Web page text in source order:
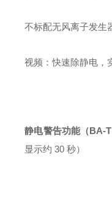
不标配无风离子发生
视频：快速除静电，
静电警告功能（BA-
显示约 30 秒）